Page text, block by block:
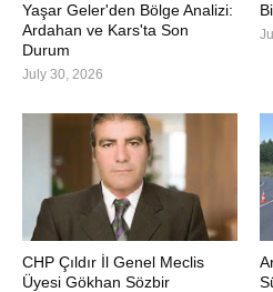
Yaşar Geler'den Bölge Analizi:
Ardahan ve Kars'ta Son
Durum
July 30, 2026
CHP Çıldır İl Genel Meclis
Üyesi Gökhan Sözbir